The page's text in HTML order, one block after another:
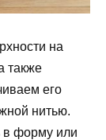
на
также
его
нитью.
в форму или